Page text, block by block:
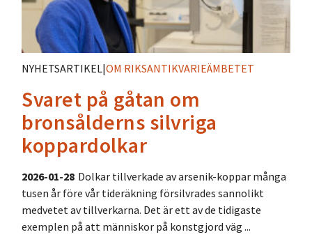
NYHETSARTIKEL|OM RIKSANTIKVARIEÄMBETET
Svaret på gåtan om
bronsålderns silvriga
koppardolkar
2026-01-28 Dolkar tillverkade av arsenik-koppar många
tusen år före vår tideräkning försilvrades sannolikt
medvetet av tillverkarna. Det är ett av de tidigaste
exemplen på att människor på konstgjord väg ...